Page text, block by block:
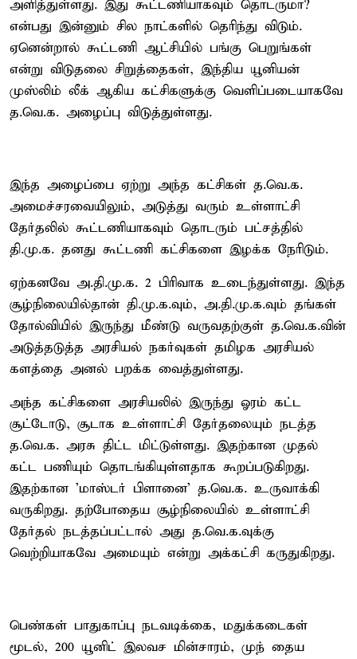
அளித்துள்ளது. இது கூட்டணியாகவும் தொடருமா?
என்பது இன்னும் சில நாட்களில் தெரிந்து விடும்.
ஏனென்றால் கூட்டணி ஆட்சியில் பங்கு பெறுங்கள்
என்று விடுதலை சிறுத்தைகள், இந்திய யூனியன்
முஸ்லிம் லீக் ஆகிய கட்சிகளுக்கு வெளிப்படையாகவே
த.வெ.க. அழைப்பு விடுத்துள்ளது.
இந்த அழைப்பை ஏற்று அந்த கட்சிகள் த.வெ.க.
அமைச்சரவையிலும், அடுத்து வரும் உள்ளாட்சி
தேர்தலில் கூட்டணியாகவும் தொடரும் பட்சத்தில்
தி.மு.க. தனது கூட்டணி கட்சிகளை இழக்க நேரிடும்.
ஏற்கனவே அ.தி.மு.க. 2 பிரிவாக உடைந்துள்ளது. இந்த
சூழ்நிலையில்தான் தி.மு.க.வும், அ.தி.மு.க.வும் தங்கள்
தோல்வியில் இருந்து மீண்டு வருவதற்குள் த.வெ.க.வின்
அடுத்தடுத்த அரசியல் நகர்வுகள் தமிழக அரசியல்
களத்தை அனல் பறக்க வைத்துள்ளது.
அந்த கட்சிகளை அரசியலில் இருந்து ஓரம் கட்ட
சூட்டோடு, சூடாக உள்ளாட்சி தேர்தலையும் நடத்த
த.வெ.க. அரசு திட்ட மிட்டுள்ளது. இதற்கான முதல்
கட்ட பணியும் தொடங்கியுள்ளதாக கூறப்படுகிறது.
இதற்கான 'மாஸ்டர் பிளானை' த.வெ.க. உருவாக்கி
வருகிறது. தற்போதைய சூழ்நிலையில் உள்ளாட்சி
தேர்தல் நடத்தப்பட்டால் அது த.வெ.க.வுக்கு
வெற்றியாகவே அமையும் என்று அக்கட்சி கருதுகிறது.
பெண்கள் பாதுகாப்பு நடவடிக்கை, மதுக்கடைகள்
மூடல், 200 யூனிட் இலவச மின்சாரம், முந் தைய